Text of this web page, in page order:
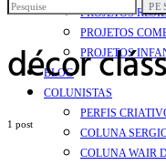
PROJETOS
PROJETOS
PROJETOS
BLOG
COLUNISTAS
PERFIS
COLUNA
COLUNA WAIR
décor
1 post